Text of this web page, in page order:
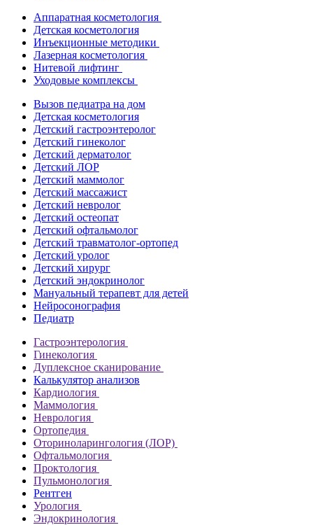
Аппаратная косметология
Детская косметология
Инъекционные методики
Лазерная косметология
Нитевой лифтинг
Уходовые комплексы
Вызов педиатра на дом
Детская косметология
Детский гастроэнтеролог
Детский гинеколог
Детский дерматолог
Детский ЛОР
Детский маммолог
Детский массажист
Детский невролог
Детский остеопат
Детский офтальмолог
Детский травматолог-ортопед
Детский уролог
Детский хирург
Детский эндокринолог
Мануальный терапевт для детей
Нейросонография
Педиатр
Гастроэнтерология
Гинекология
Дуплексное сканирование
Калькулятор анализов
Кардиология
Маммология
Неврология
Ортопедия
Оториноларингология (ЛОР)
Офтальмология
Проктология
Пульмонология
Рентген
Урология
Эндокринология